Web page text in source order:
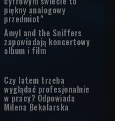
piękny analogowy
przedmiot"
Amyl and the Sniffers
zapowiadają koncertowy
album i film
Czy latem trzeba
wyglądać profesjonalnie
w pracy? Odpowiada
Milena Bekalarska